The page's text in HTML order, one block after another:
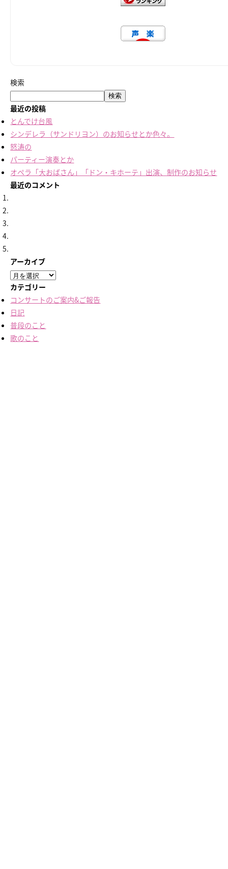
検索
検索
最近の投稿
とんでけ台風
シンデレラ（サンドリヨン）のお知らせとか色々。
怒涛の
パーティー演奏とか
オペラ「大おばさん」「ドン・キホーテ」出演、制作のお知らせ
最近のコメント
アーカイブ
ア
ー
カ
イ
ブ
カテゴリー
コンサートのご案内&ご報告
日記
普段のこと
歌のこと